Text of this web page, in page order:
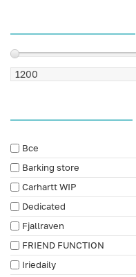
Все
Barking store
Carhartt WIP
Dedicated
Fjallraven
FRIEND FUNCTION
Iriedaily